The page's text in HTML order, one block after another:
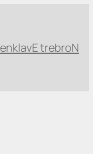
enklavE trebroN